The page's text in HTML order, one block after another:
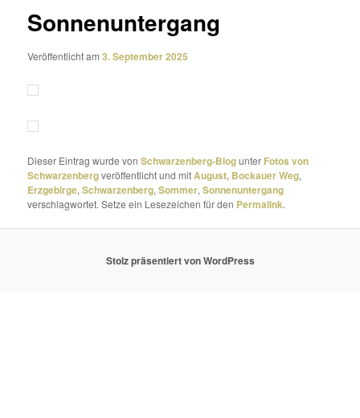
Sonnenuntergang
Veröffentlicht am3. September 2025
Dieser Eintrag wurde vonSchwarzenberg-Blogunter Fotos von
Schwarzenbergveröffentlicht und mitAugust, Bockauer Weg,
Erzgebirge,Schwarzenberg,Sommer,Sonnenuntergang
verschlagwortet. Setze ein Lesezeichen für den Permalink.
Stolz präsentiert von WordPress